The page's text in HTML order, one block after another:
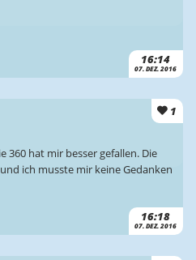
16:14
07. DEZ. 2016
1
16:18
07. DEZ. 2016
360 hat mir besser gefallen. Die
ich musste mir keine Gedanken